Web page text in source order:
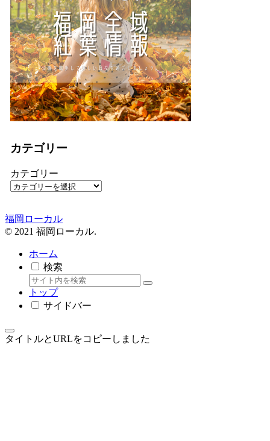
カテゴリー
カテゴリー
福岡ローカル
© 2021 福岡ローカル.
ホーム
検索
トップ
サイドバー
タイトルとURLをコピーしました